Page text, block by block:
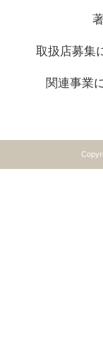
取扱店募集
関連事業